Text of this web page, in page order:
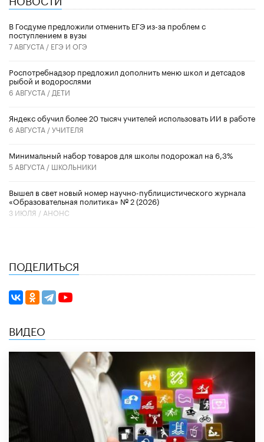
В Госдуме предложили отменить ЕГЭ из-за проблем с
поступлением в вузы
7 АВГУСТА / ЕГЭ И ОГЭ
Роспотребнадзор предложил дополнить меню школ и детсадов
рыбой и водорослями
6 АВГУСТА / ДЕТИ
​Яндекс обучил более 20 тысяч учителей использовать ИИ в работе
6 АВГУСТА /УЧИТЕЛЯ
Минимальный набор товаров для школы подорожал на 6,3%
5 АВГУСТА / ШКОЛЬНИКИ
Вышел в свет новый номер научно-публицистического журнала
«Образовательная политика» № 2 (2026)
3 ИЮЛЯ / АНОНС
ПОДЕЛИТЬСЯ
ВИДЕО